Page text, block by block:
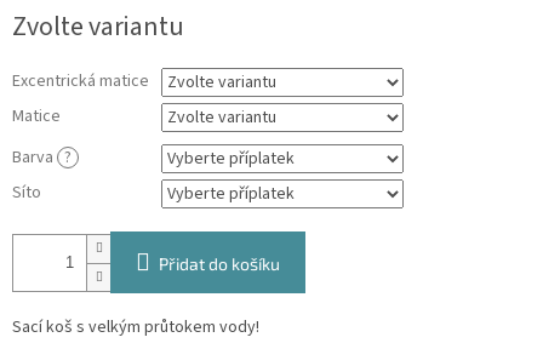
cena:
Zvolte variantu
Excentrická matice
Matice
Barva ?
Síto
Přidat do košíku
Sací koš s velkým průtokem vody!